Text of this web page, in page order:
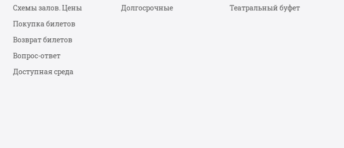
Схемы залов. Цены
Покупка билетов
Возврат билетов
Вопрос-ответ
Доступная среда
Долгосрочные
Театральный буфет